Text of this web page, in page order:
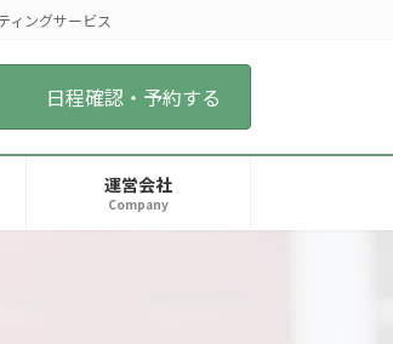
ィングサービス
日程確認・予約する
運営会社
Company